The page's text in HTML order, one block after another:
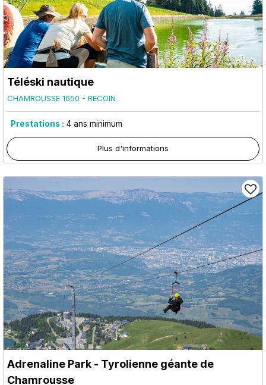
Téléski nautique
CHAMROUSSE 1650 - RECOIN
Prestations : 4 ans minimum
Plus d'informations
Adrenaline Park - Tyrolienne géante de
Chamrousse